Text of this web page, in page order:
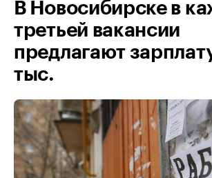
В Новосибирске в
третьей вакансии
предлагают
тыс.